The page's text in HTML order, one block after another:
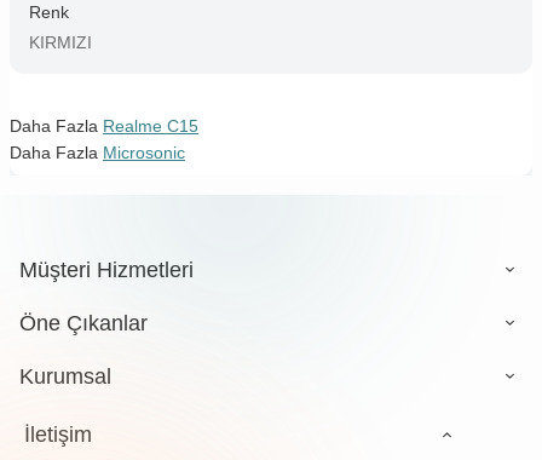
Renk
KIRMIZI
Daha Fazla Realme C15
Daha Fazla Microsonic
Müşteri Hizmetleri
Öne Çıkanlar
Kurumsal
İletişim